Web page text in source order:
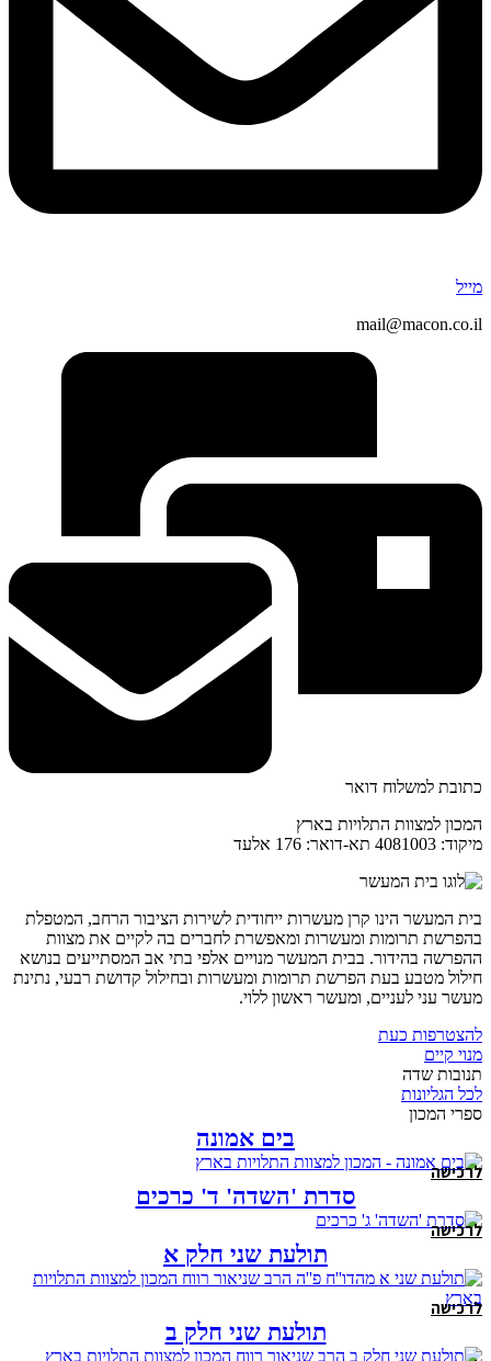
מייל
mail@macon.co.il
כתובת למשלוח דואר
המכון למצוות התלויות בארץ
מיקוד: 4081003 תא-דואר: 176 אלעד
בית המעשר הינו קרן מעשרות ייחודית לשירות הציבור הרחב, המטפלת
בהפרשת תרומות ומעשרות ומאפשרת לחברים בה לקיים את מצוות
ההפרשה בהידור. בבית המעשר מנויים אלפי בתי אב המסתייעים בנושא
חילול מטבע בעת הפרשת תרומות ומעשרות ובחילול קדושת רבעי, נתינת
מעשר עני לעניים, ומעשר ראשון ללוי.
להצטרפות כעת
מנוי קיים
תנובות שדה
לכל הגליונות
ספרי המכון
בים אמונה
לרכישה
סדרת 'השדה' ד' כרכים
לרכישה
תולעת שני חלק א
לרכישה
תולעת שני חלק ב